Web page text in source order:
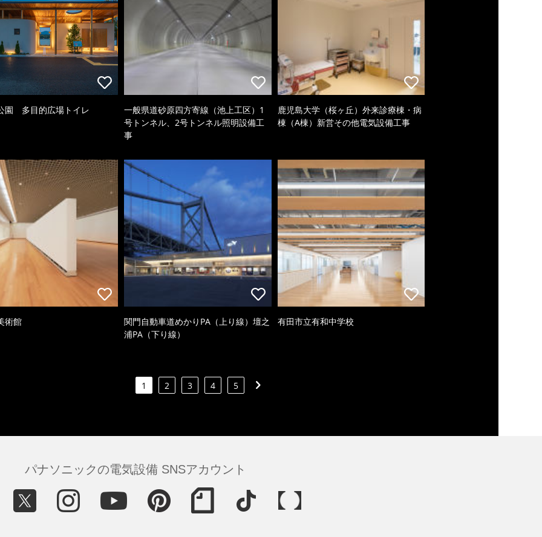
園 多目的広場トイレ
一般県道砂原四方寄線（池上工区）1
号トンネル、2号トンネル照明設備工
事
鹿児島大学（桜ヶ丘）外来診療棟・病
棟（A棟）新営その他電気設備工事
術館
関門自動車道めかりPA（上り線）壇之
浦PA（下り線）
有田市立有和中学校
1 2 3 4 5
パナソニックの電気設備 SNSアカウント